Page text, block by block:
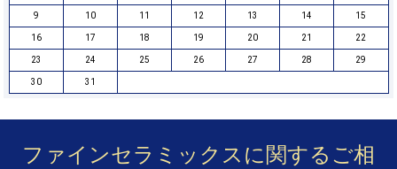
9 10 11 12 13 14 15
16 17 18 19 20 21 22
23 24 25 26 27 28 29
30 31
ファインセラミックスに関するご相